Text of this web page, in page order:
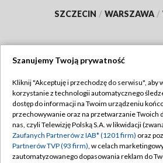
SZCZECIN / WARSZAWA /
TVP
Abonament TVP
Emisja w TVP
Centrum informacji TVP
Regulamin
Polityka
Moje zgody
Szanujemy Twoją prywatność
Kliknij "Akceptuję i przechodzę do serwisu", aby
korzystanie z technologii automatycznego
dostęp do informacji na Twoim urządzeniu
przechowywanie oraz na przetwarzanie Twoich
nas, czyli Telewizję Polską S.A. w likwidacji
Zaufanych Partnerów z IAB* (1201 firm) oraz
Partnerów TVP (93 firm), w celach
zautomatyzowanego dopasowania reklam do